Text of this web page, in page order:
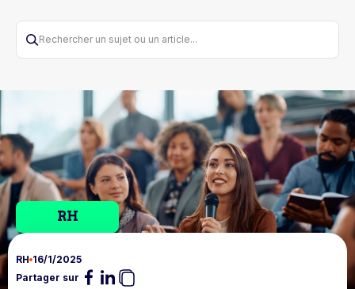
Rechercher un sujet ou un article...
RH
RH 16/1/2025
Partager sur